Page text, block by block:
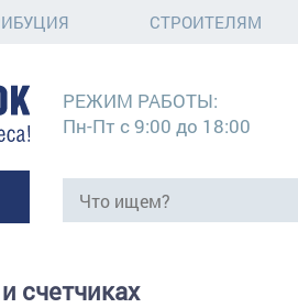
СТРОИТЕЛЯМ
РЕЖИМ РАБОТЫ:
Пн-Пт с 9:00 до 18:00
счетчиках